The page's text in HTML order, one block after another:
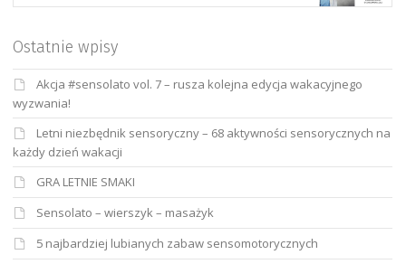
Ostatnie wpisy
Akcja #sensolato vol. 7 – rusza kolejna edycja wakacyjnego
wyzwania!
Letni niezbędnik sensoryczny – 68 aktywności sensorycznych na
każdy dzień wakacji
GRA LETNIE SMAKI
Sensolato – wierszyk – masażyk
5 najbardziej lubianych zabaw sensomotorycznych